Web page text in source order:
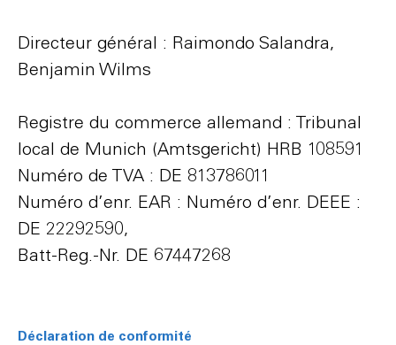
Directeur général : Raimondo Salandra,
Benjamin Wilms
Registre du commerce allemand : Tribunal
local de Munich (Amtsgericht) HRB 108591
Numéro de TVA : DE 813786011
Numéro d’enr. EAR : Numéro d’enr. DEEE :
DE 22292590,
Batt-Reg.-Nr. DE 67447268
Déclaration de conformité